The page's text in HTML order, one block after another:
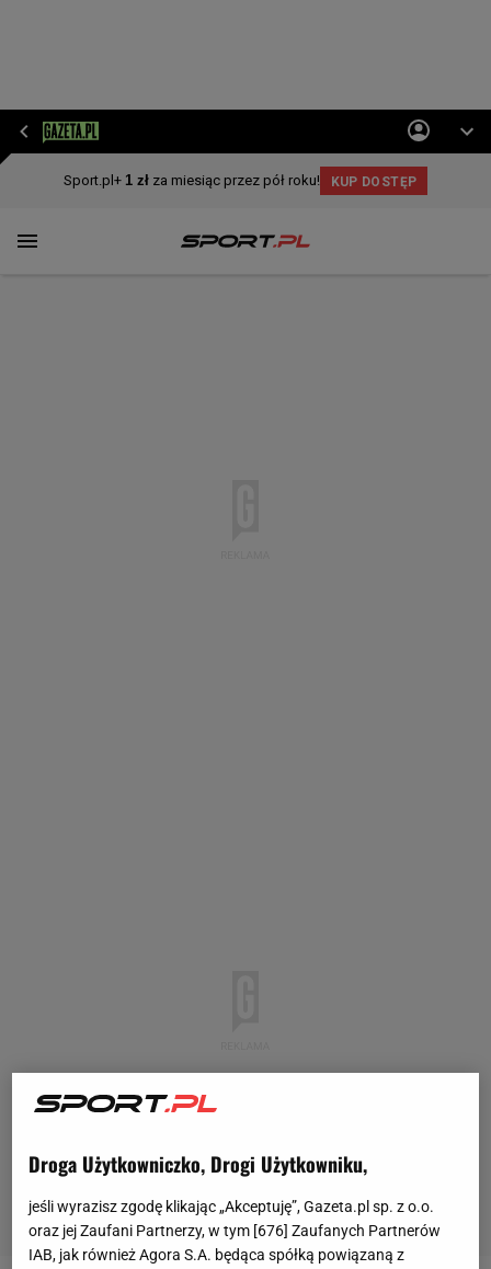
Droga Użytkowniczko, Drogi Użytkowniku,
jeśli wyrazisz zgodę klikając „Akceptuję”, Gazeta.pl sp. z o.o.
oraz jej Zaufani Partnerzy, w tym [676] Zaufanych Partnerów
IAB, jak również Agora S.A. będąca spółką powiązaną z